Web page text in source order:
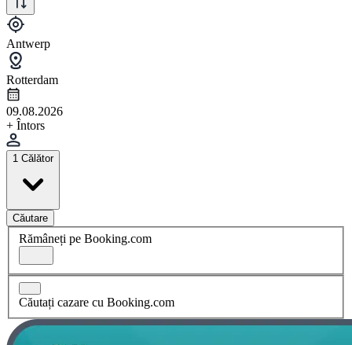
Antwerp
Rotterdam
09.08.2026
+ Întors
1 Călător
Căutare
Rămâneți pe Booking.com
Căutați cazare cu Booking.com